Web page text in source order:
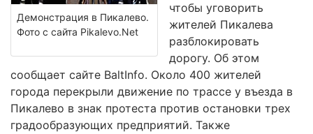
Демонстрация в Пикалево.
Фото с сайта Pikalevo.Net
чтобы уговорить
жителей Пикалева
разблокировать
дорогу. Об этом
сообщает сайте BaltInfo. Около 400 жителей
города перекрыли движение по трассе у въезда в
Пикалево в знак протеста против остановки трех
градообразующих предприятий. Также